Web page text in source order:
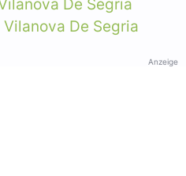
De Segria
Vilanova De Segria
Anzeige